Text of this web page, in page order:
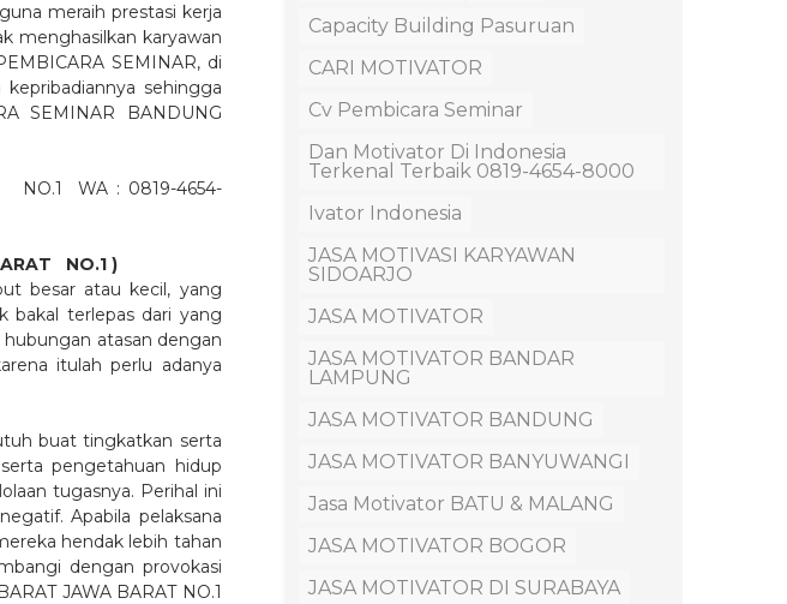
meraih prestasi kerja
menghasilkan karyawan
SEMINAR, di
sehingga
SEMINAR BANDUNG
NO.1WA : 0819-4654-
NO.1 )
besar atau kecil, yang
bakal terlepas dari yang
hubungan atasan dengan
itulah perlu adanya
buat tingkatkan serta
pengetahuan hidup
tugasnya. Perihal ini
Apabila pelaksana
hendak lebih tahan
dengan provokasi
JAWA BARAT NO.1
Capacity Building Pasuruan
CARI MOTIVATOR
Cv Pembicara Seminar
Dan Motivator Di Indonesia
Terkenal Terbaik 0819-4654-8000
Ivator Indonesia
JASA MOTIVASI KARYAWAN
SIDOARJO
JASA MOTIVATOR
JASA MOTIVATOR BANDAR
LAMPUNG
JASA MOTIVATOR BANDUNG
JASA MOTIVATOR BANYUWANGI
Jasa Motivator BATU & MALANG
JASA MOTIVATOR BOGOR
JASA MOTIVATOR DI SURABAYA